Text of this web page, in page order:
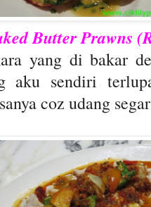
Butter Prawns
yang di bakar
aku sendiri
coz udang